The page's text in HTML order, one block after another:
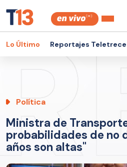
Lo Último Reportajes Teletrece
Política
Ministra de
probabilidades de no
años son altas"